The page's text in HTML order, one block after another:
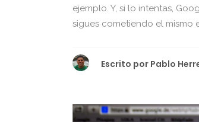
ejemplo. Y, si lo intentas,
sigues cometiendo el mismo
Escrito por Pablo